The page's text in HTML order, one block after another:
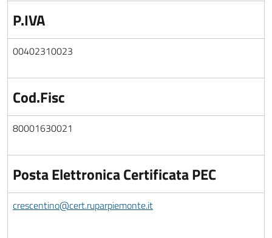
P.IVA
00402310023
Cod.Fisc
80001630021
Posta Elettronica Certificata PEC
crescentino@cert.ruparpiemonte.it